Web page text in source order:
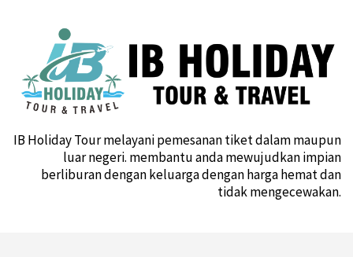
IB Holiday Tour melayani pemesanan tiket dalam maupun
luar negeri. membantu anda mewujudkan impian
berliburan dengan keluarga dengan harga hemat dan
tidak mengecewakan.